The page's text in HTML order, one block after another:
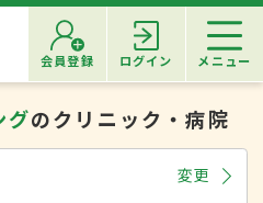
会員登録 ログイン メニュー
グのクリニック・病院
変更